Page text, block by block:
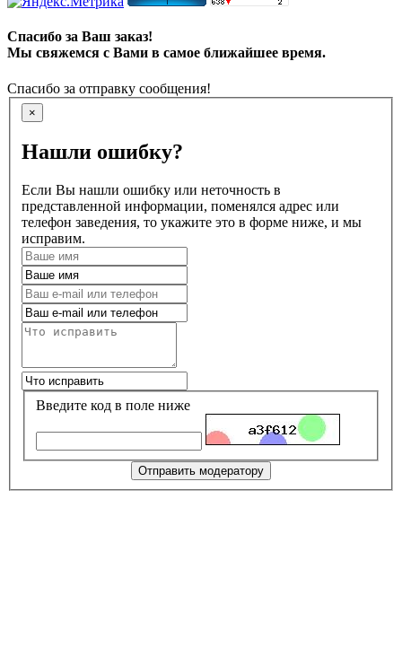
Спасибо за Ваш заказ!
Мы свяжемся с Вами в самое ближайшее время.
Спасибо за отправку сообщения!
×
Нашли ошибку?
Если Вы нашли ошибку или неточность в
представленной информации, поменялся адрес или
телефон заведения, то укажите это в форме ниже, и мы
исправим.
Введите код в поле ниже
Отправить модератору